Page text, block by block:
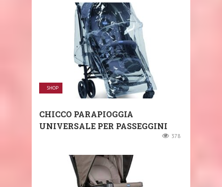
SHOP
CHICCO PARAPIOGGIA
UNIVERSALE PER PASSEGGINI
378